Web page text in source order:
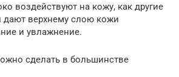
воздействуют на кожу, как другие
дают верхнему слою кожи
и увлажнение.
сделать в большинстве